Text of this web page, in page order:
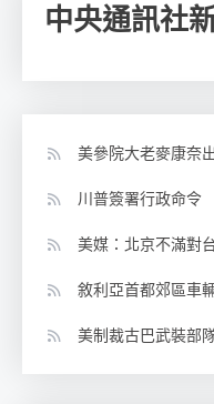
中央通訊社
美參院大老麥康奈
川普簽署行政命令
美媒：北京不滿對
敘利亞首都郊區車
美制裁古巴武裝部